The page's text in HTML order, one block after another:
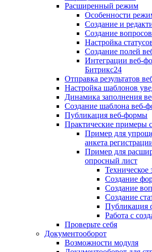
Расширенный режим
Особенности
Создание и
Создание
Настройка
Создание полей
Интеграции веб-
Битрикс24
Отправка результатов
Настройка шаблонов
Динамика заполнения
Создание шаблона веб-
Публикация веб-формы
Практические примеры
Пример для
анкета
Пример для
опросный лист
Техническое
Создание
Создание
Создание
Публикация
Работа с
Проверьте себя
Документооборот
Возможности модуля